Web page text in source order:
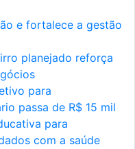
e fortalece a gestão
planejado reforça
para
passa de R$ 15 mil
para
com a saúde